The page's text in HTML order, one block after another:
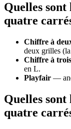
Quelles
quatre
Chiffre à
deux grilles
Chiffre à
en L.
Playfair —
Quelles sont
quatre